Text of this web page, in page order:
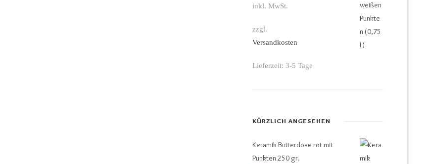
inkl. MwSt.
zzgl.
Versandkosten
Lieferzeit: 3-5 Tage
KÜRZLICH ANGESEHEN
Keramik Butterdose rot mit
Punkten 250 gr.